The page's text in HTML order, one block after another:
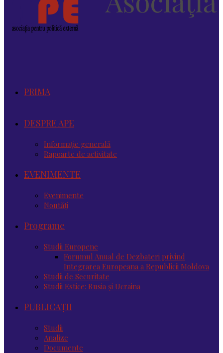
PRIMA
DESPRE APE
Informație generală
Rapoarte de activitate
EVENIMENTE
Evenimente
Noutăţi
Programe
Studii Europene
Forumul Anual de Dezbateri privind
Integrarea Europeana a Republicii Moldova
Studii de Securitate
Studii Estice: Rusia și Ucraina
PUBLICAȚII
Studii
Analize
Documente